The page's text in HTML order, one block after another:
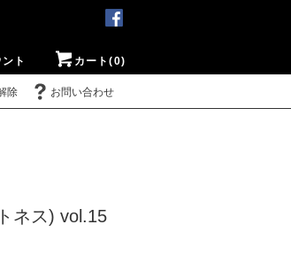
ト カート(0)
除 お問い合わせ
ネス) vol.15